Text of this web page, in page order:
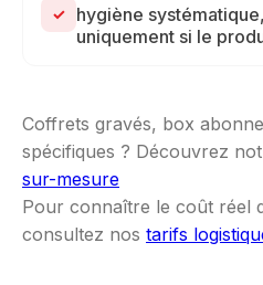
✓
hygiène
uniquement si le
Coffrets gravés, box
spécifiques ? Découvrez
sur-mesure
Pour connaître le coût réel
consultez nos tarifs